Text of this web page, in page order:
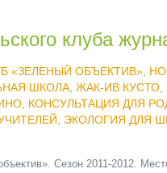
клуба
«ЗЕЛЕНЫЙ ОБЪЕКТИВ»,
ШКОЛА, ЖАК-ИВ КУСТО,
, КОНСУЛЬТАЦИЯ ДЛЯ
ЭКОЛОГИЯ ДЛЯ
Сезон 2011-2012.